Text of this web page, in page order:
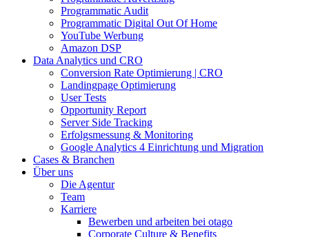
Programmatic Audit
Programmatic Digital Out Of Home
YouTube Werbung
Amazon DSP
Data Analytics und CRO
Conversion Rate Optimierung | CRO
Landingpage Optimierung
User Tests
Opportunity Report
Server Side Tracking
Erfolgsmessung & Monitoring
Google Analytics 4 Einrichtung und Migration
Cases & Branchen
Über uns
Die Agentur
Team
Karriere
Bewerben und arbeiten bei otago
Corporate Culture & Benefits